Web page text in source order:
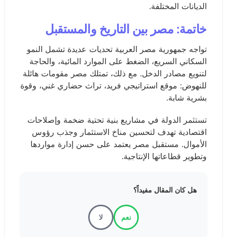
الديانات المختلفة.
خاتمة: مصر بين التاريخ والمستقبل
تواجه جمهورية مصر العربية تحديات عديدة تشمل النمو
السكاني السريع، الضغط على الموارد المائية، والحاجة
لتنويع مصادر الدخل. مع ذلك، تمتلك مصر مقومات هائلة
للنهوض: موقع استراتيجي فريد، تراث حضاري غني، وقوة
بشرية شابة.
تستثمر الدولة في مشاريع بنية تحتية ضخمة وإصلاحات
اقتصادية تهدف لتحسين مناخ الاستثمار وجذب رؤوس
الأموال. مستقبل مصر يعتمد على حسن إدارة مواردها
وتطوير قطاعاتها الإنتاجية.
هل كان المقال مفيداً؟
نعم لا